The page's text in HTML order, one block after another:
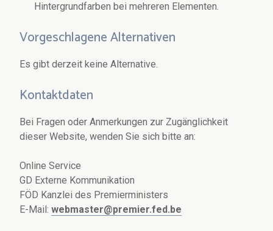
Hintergrundfarben bei mehreren Elementen.
Vorgeschlagene Alternativen
Es gibt derzeit keine Alternative.
Kontaktdaten
Bei Fragen oder Anmerkungen zur Zugänglichkeit
dieser Website, wenden Sie sich bitte an:
Online Service
GD Externe Kommunikation
FÖD Kanzlei des Premierministers
E-Mail: webmaster@premier.fed.be